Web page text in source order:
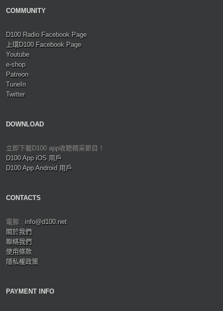
COMMUNITY
D100 Radio Facebook Page
上環D100 Facebook Page
Youtube
e-shop
Patreon
TuneIn
Twitter
DOWNLOAD
立即下載D100 app收聽精采節目！
D100 App iOS 用戶
D100 App Android 用戶
CONTACTS
電郵 : info@d100.net
關於我們
聯絡我們
使用條款
隱私權政策
PAYMENT INFO